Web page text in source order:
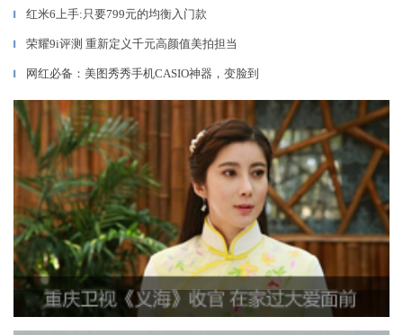
▎ 红米6上手:只要799元的均衡入门款
▎ 荣耀9i评测 重新定义千元高颜值美拍担当
▎ 网红必备：美图秀秀手机CASIO神器，变脸到